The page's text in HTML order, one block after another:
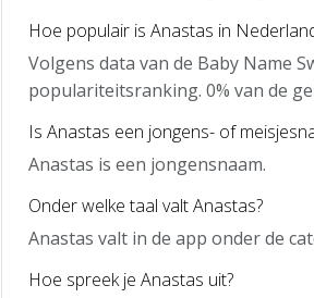
Hoe populair is Anastas in
Volgens data van de Baby Name
populariteitsranking. 0% van de
Is Anastas een jongens- of
Anastas is een jongensnaam.
Onder welke taal valt Anastas?
Anastas valt in de app onder de
Hoe spreek je Anastas uit?